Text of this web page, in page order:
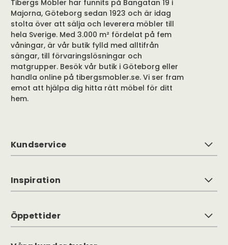
Tibergs Möbler har funnits på Bangatan 19 i
Majorna, Göteborg sedan 1923 och är idag
stolta över att sälja och leverera möbler till
hela Sverige. Med 3.000 m² fördelat på fem
våningar, är vår butik fylld med alltifrån
sängar, till förvaringslösningar och
matgrupper. Besök vår butik i Göteborg eller
handla online på tibergsmobler.se. Vi ser fram
emot att hjälpa dig hitta rätt möbel för ditt
hem.
Kundservice
Inspiration
Öppettider